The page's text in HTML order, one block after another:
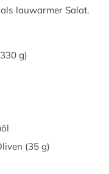
lauwarmer Salat.
g)
(35 g)